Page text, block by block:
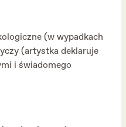
(w wypadkach
(artystka deklaruje
i świadomego